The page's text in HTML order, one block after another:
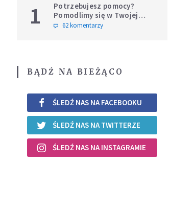
1
Potrzebujesz pomocy?
Pomodlimy się w Twojej
intencji
62 komentarzy
BĄDŹ NA BIEŻĄCO
ŚLEDŹ NAS NA FACEBOOKU
ŚLEDŹ NAS NA TWITTERZE
ŚLEDŹ NAS NA INSTAGRAMIE